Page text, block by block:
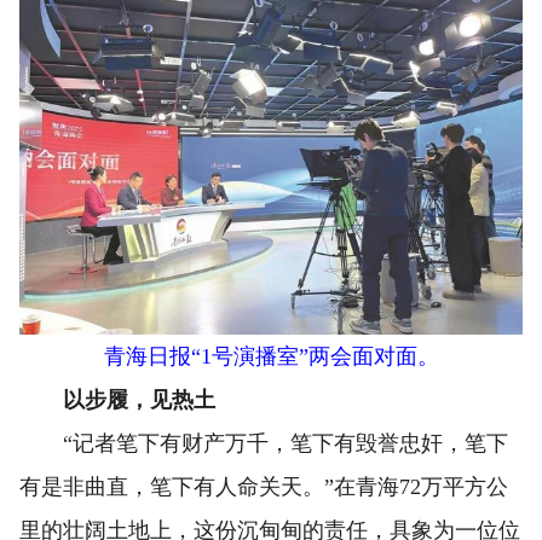
青海日报“1号演播室”两会面对面。
以步履，见热土
“记者笔下有财产万千，笔下有毁誉忠奸，笔下
有是非曲直，笔下有人命关天。”在青海72万平方公
里的壮阔土地上，这份沉甸甸的责任，具象为一位位